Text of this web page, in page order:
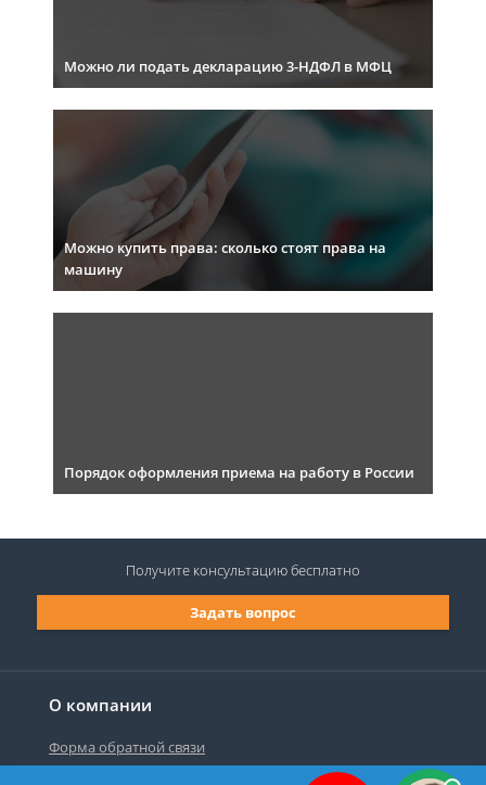
Можно ли подать декларацию 3-НДФЛ в МФЦ
Можно купить права: сколько стоят права на
машину
Порядок оформления приема на работу в России
О компании
Форма обратной связи
Задать вопрос
Получите консультациюбесплатно